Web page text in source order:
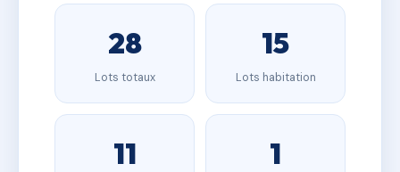
28
Lots totaux
15
Lots habitation
11 1